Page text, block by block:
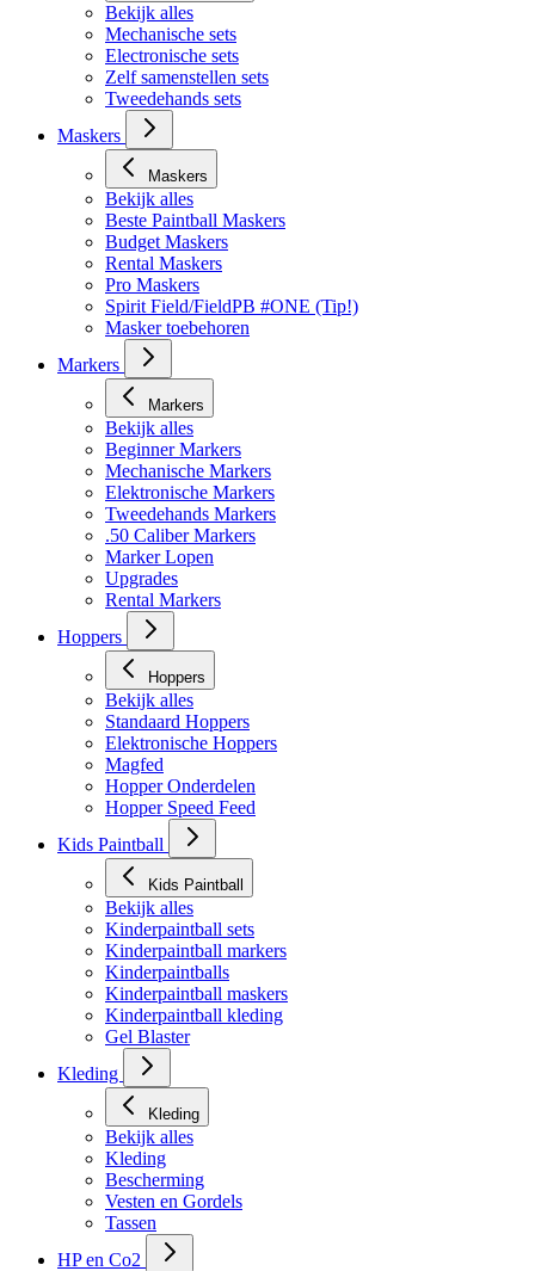
Bekijk alles
Mechanische sets
Electronische sets
Zelf samenstellen sets
Tweedehands sets
Maskers
Maskers
Bekijk alles
Beste Paintball Maskers
Budget Maskers
Rental Maskers
Pro Maskers
Spirit Field/FieldPB #ONE (Tip!)
Masker toebehoren
Markers
Markers
Bekijk alles
Beginner Markers
Mechanische Markers
Elektronische Markers
Tweedehands Markers
.50 Caliber Markers
Marker Lopen
Upgrades
Rental Markers
Hoppers
Hoppers
Bekijk alles
Standaard Hoppers
Elektronische Hoppers
Magfed
Hopper Onderdelen
Hopper Speed Feed
Kids Paintball
Kids Paintball
Bekijk alles
Kinderpaintball sets
Kinderpaintball markers
Kinderpaintballs
Kinderpaintball maskers
Kinderpaintball kleding
Gel Blaster
Kleding
Kleding
Bekijk alles
Kleding
Bescherming
Vesten en Gordels
Tassen
HP en Co2